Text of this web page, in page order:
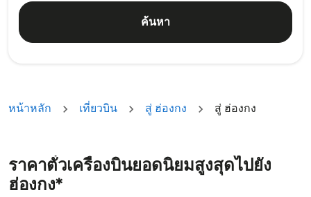
ค้นหา
หน้าหลัก เที่ยวบิน สู่ ฮ่องกง สู่ ฮ่องกง
ราคาตั๋วเครื่องบินยอดนิยมสูงสุดไปยัง
ฮ่องกง*